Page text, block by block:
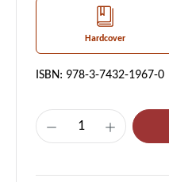
Hardcover
ISBN: 978-3-7432-1967-0
Produkt Anzahl: